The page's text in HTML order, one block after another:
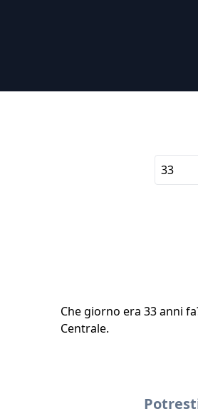
Che giorno era 33 anni
Centrale.